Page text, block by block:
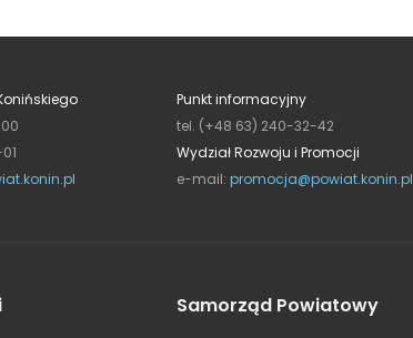
Punkt informacyjny
tel. (+48 63) 240-32-42
Wydział Rozwoju i Promocji
e-mail: promocja@powiat.konin.pl
Samorząd Powiatowy